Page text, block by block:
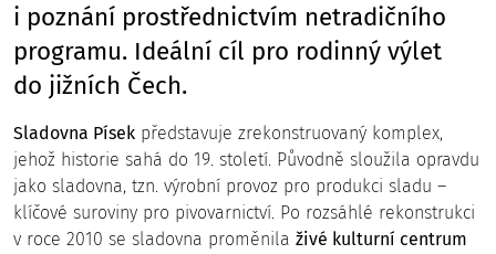
i poznání prostřednictvím netradičního
programu. Ideální cíl pro rodinný výlet
do jižních Čech.
Sladovna Písek představuje zrekonstruovaný komplex,
jehož historie sahá do 19. století. Původně sloužila opravdu
jako sladovna, tzn. výrobní provoz pro produkci sladu –
klíčové suroviny pro pivovarnictví. Po rozsáhlé rekonstrukci
v roce 2010 se sladovna proměnila živé kulturní centrum